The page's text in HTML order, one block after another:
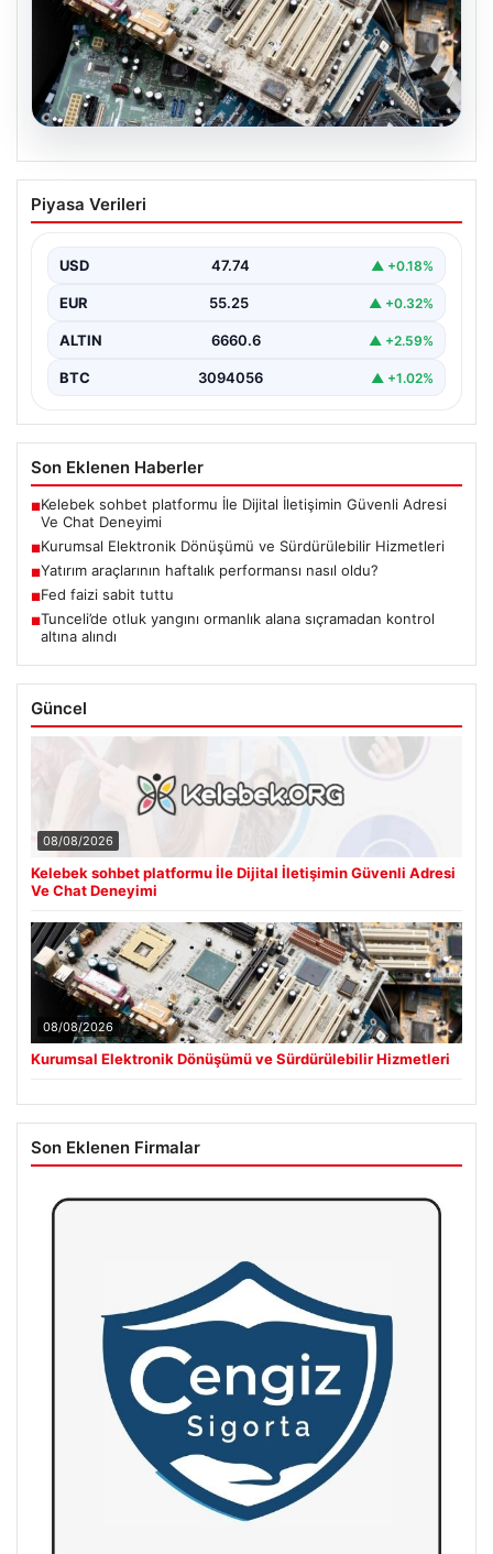
08.08.2026
Kurumsal Elektronik Dönüşümü ve
Sürdürülebilir Hizmetleri
şirketler altyapı parklarını sürekli aralıklarla
yenilemektedir. Söz konusu yenileme süreçlerinde…
Piyasa Verileri
USD 47.74 ▲ +0.18%
EUR 55.25 ▲ +0.32%
ALTIN 6660.6 ▲ +2.59%
BTC 3094056 ▲ +1.02%
Son Eklenen Haberler
■Kelebek sohbet platformu İle Dijital İletişimin Güvenli Adresi
Ve Chat Deneyimi
■Kurumsal Elektronik Dönüşümü ve Sürdürülebilir Hizmetleri
■Yatırım araçlarının haftalık performansı nasıl oldu?
■Fed faizi sabit tuttu
■Tunceli’de otluk yangını ormanlık alana sıçramadan kontrol
altına alındı
Güncel
08/08/2026
Kelebek sohbet platformu İle Dijital İletişimin Güvenli Adresi
Ve Chat Deneyimi
08/08/2026
Kurumsal Elektronik Dönüşümü ve Sürdürülebilir Hizmetleri
Son Eklenen Firmalar